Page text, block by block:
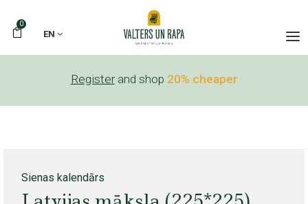
0
EN
Register and shop 20% cheaper
Sienas kalendārs